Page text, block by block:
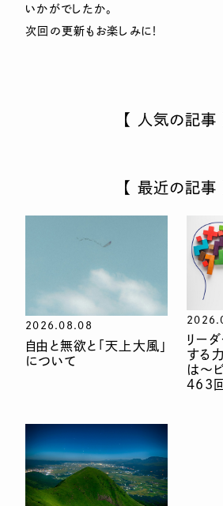
いかがでしたか。
次回の更新もお楽しみに！
【 人気の記事
【 最近の記事
2026.08.08
自由と無欲と「天上大風」
について
リー
する
は〜
463回